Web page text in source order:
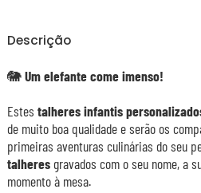
Descrição
🐘Um elefante come imenso!
Estes talheres infantis
de muito boa qualidade e serão os
primeiras aventuras culinárias do seu
talheresgravados com o seu nome, a
momento à mesa.